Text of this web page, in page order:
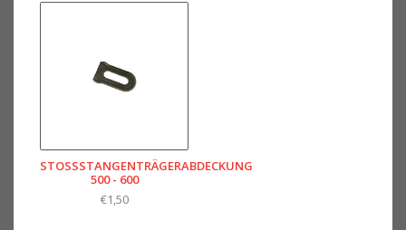
STOSSSTANGENTRÄGERABDECKUNG 5
00 - 600
€1,50